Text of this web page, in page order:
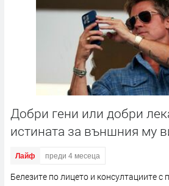
Добри гени или добри
истината за външния му
Лайф преди 4 месеца
Белезите по лицето и консултациите с